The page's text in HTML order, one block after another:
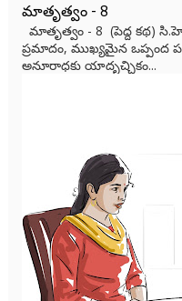
మాతృత్వం - 8
మాతృత్వం - 8 (పెద్ద కథ)
ప్రమాదం, ముఖ్యమైన
అనూరాధకు యాదృచ్ఛికం...